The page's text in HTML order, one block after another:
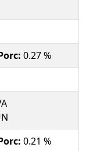
0.27 %
0.21 %